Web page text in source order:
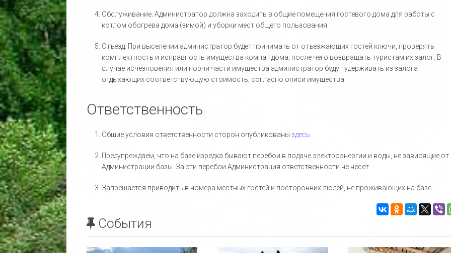
Обслуживание. Администратор должна заходить в общие помещения гостевого дома для работы с
котлом обогрева дома (зимой) и уборки мест общего пользования.
Отъезд. При выселении администратор будет принимать от отъезжающих гостей ключи, проверять
комплектность и исправность имущества комнат дома, после чего возвращать туристам их залог. В
случае исчезновения или порчи части имущества администратор будут удерживать из залога
отдыхающих соответствующую стоимость, согласно описи имущества.
Ответственность
Общие условия ответственности сторон опубликованы здесь
Предупреждаем, что на базе изредка бывают перебои в подаче электроэнергии и воды, не зависящие от
Администрации базы. За эти перебои Администрация ответственности не несёт.
Запрещается приводить в номера местных гостей и посторонних людей, не проживающих на базе.
События